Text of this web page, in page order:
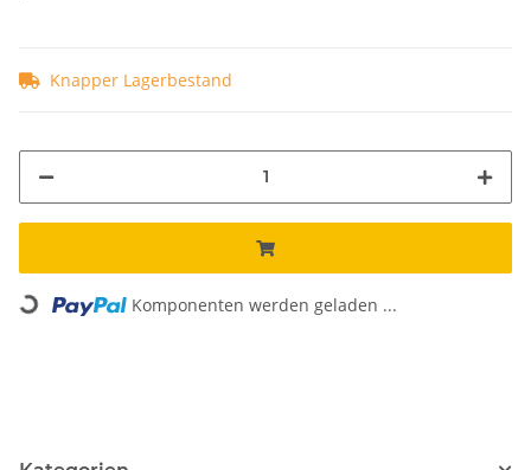
Knapper Lagerbestand
Loading... Komponenten werden geladen ...